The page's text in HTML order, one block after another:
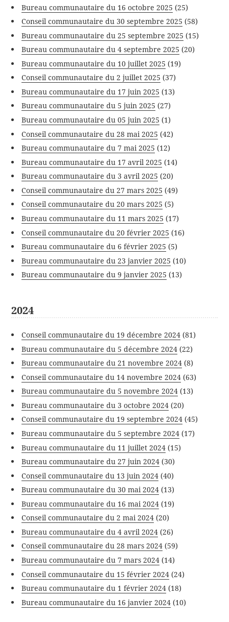
Bureau communautaire du 16 octobre 2025 (25)
Conseil communautaire du 30 septembre 2025 (58)
Bureau communautaire du 25 septembre 2025 (15)
Bureau communautaire du 4 septembre 2025 (20)
Bureau communautaire du 10 juillet 2025 (19)
Conseil communautaire du 2 juillet 2025 (37)
Bureau communautaire du 17 juin 2025 (13)
Bureau communautaire du 5 juin 2025 (27)
Bureau communautaire du 05 juin 2025 (1)
Conseil communautaire du 28 mai 2025 (42)
Bureau communautaire du 7 mai 2025 (12)
Bureau communautaire du 17 avril 2025 (14)
Bureau communautaire du 3 avril 2025 (20)
Conseil communautaire du 27 mars 2025 (49)
Conseil communautaire du 20 mars 2025 (5)
Bureau communautaire du 11 mars 2025 (17)
Conseil communautaire du 20 février 2025 (16)
Bureau communautaire du 6 février 2025 (5)
Bureau communautaire du 23 janvier 2025 (10)
Bureau communautaire du 9 janvier 2025 (13)
2024
Conseil communautaire du 19 décembre 2024 (81)
Bureau communautaire du 5 décembre 2024 (22)
Bureau communautaire du 21 novembre 2024 (8)
Conseil communautaire du 14 novembre 2024 (63)
Bureau communautaire du 5 novembre 2024 (13)
Bureau communautaire du 3 octobre 2024 (20)
Conseil communautaire du 19 septembre 2024 (45)
Bureau communautaire du 5 septembre 2024 (17)
Bureau communautaire du 11 juillet 2024 (15)
Bureau communautaire du 27 juin 2024 (30)
Conseil communautaire du 13 juin 2024 (40)
Bureau communautaire du 30 mai 2024 (13)
Bureau communautaire du 16 mai 2024 (19)
Conseil communautaire du 2 mai 2024 (20)
Bureau communautaire du 4 avril 2024 (26)
Conseil communautaire du 28 mars 2024 (59)
Bureau communautaire du 7 mars 2024 (14)
Conseil communautaire du 15 février 2024 (24)
Bureau communautaire du 1 février 2024 (18)
Bureau communautaire du 16 janvier 2024 (10)